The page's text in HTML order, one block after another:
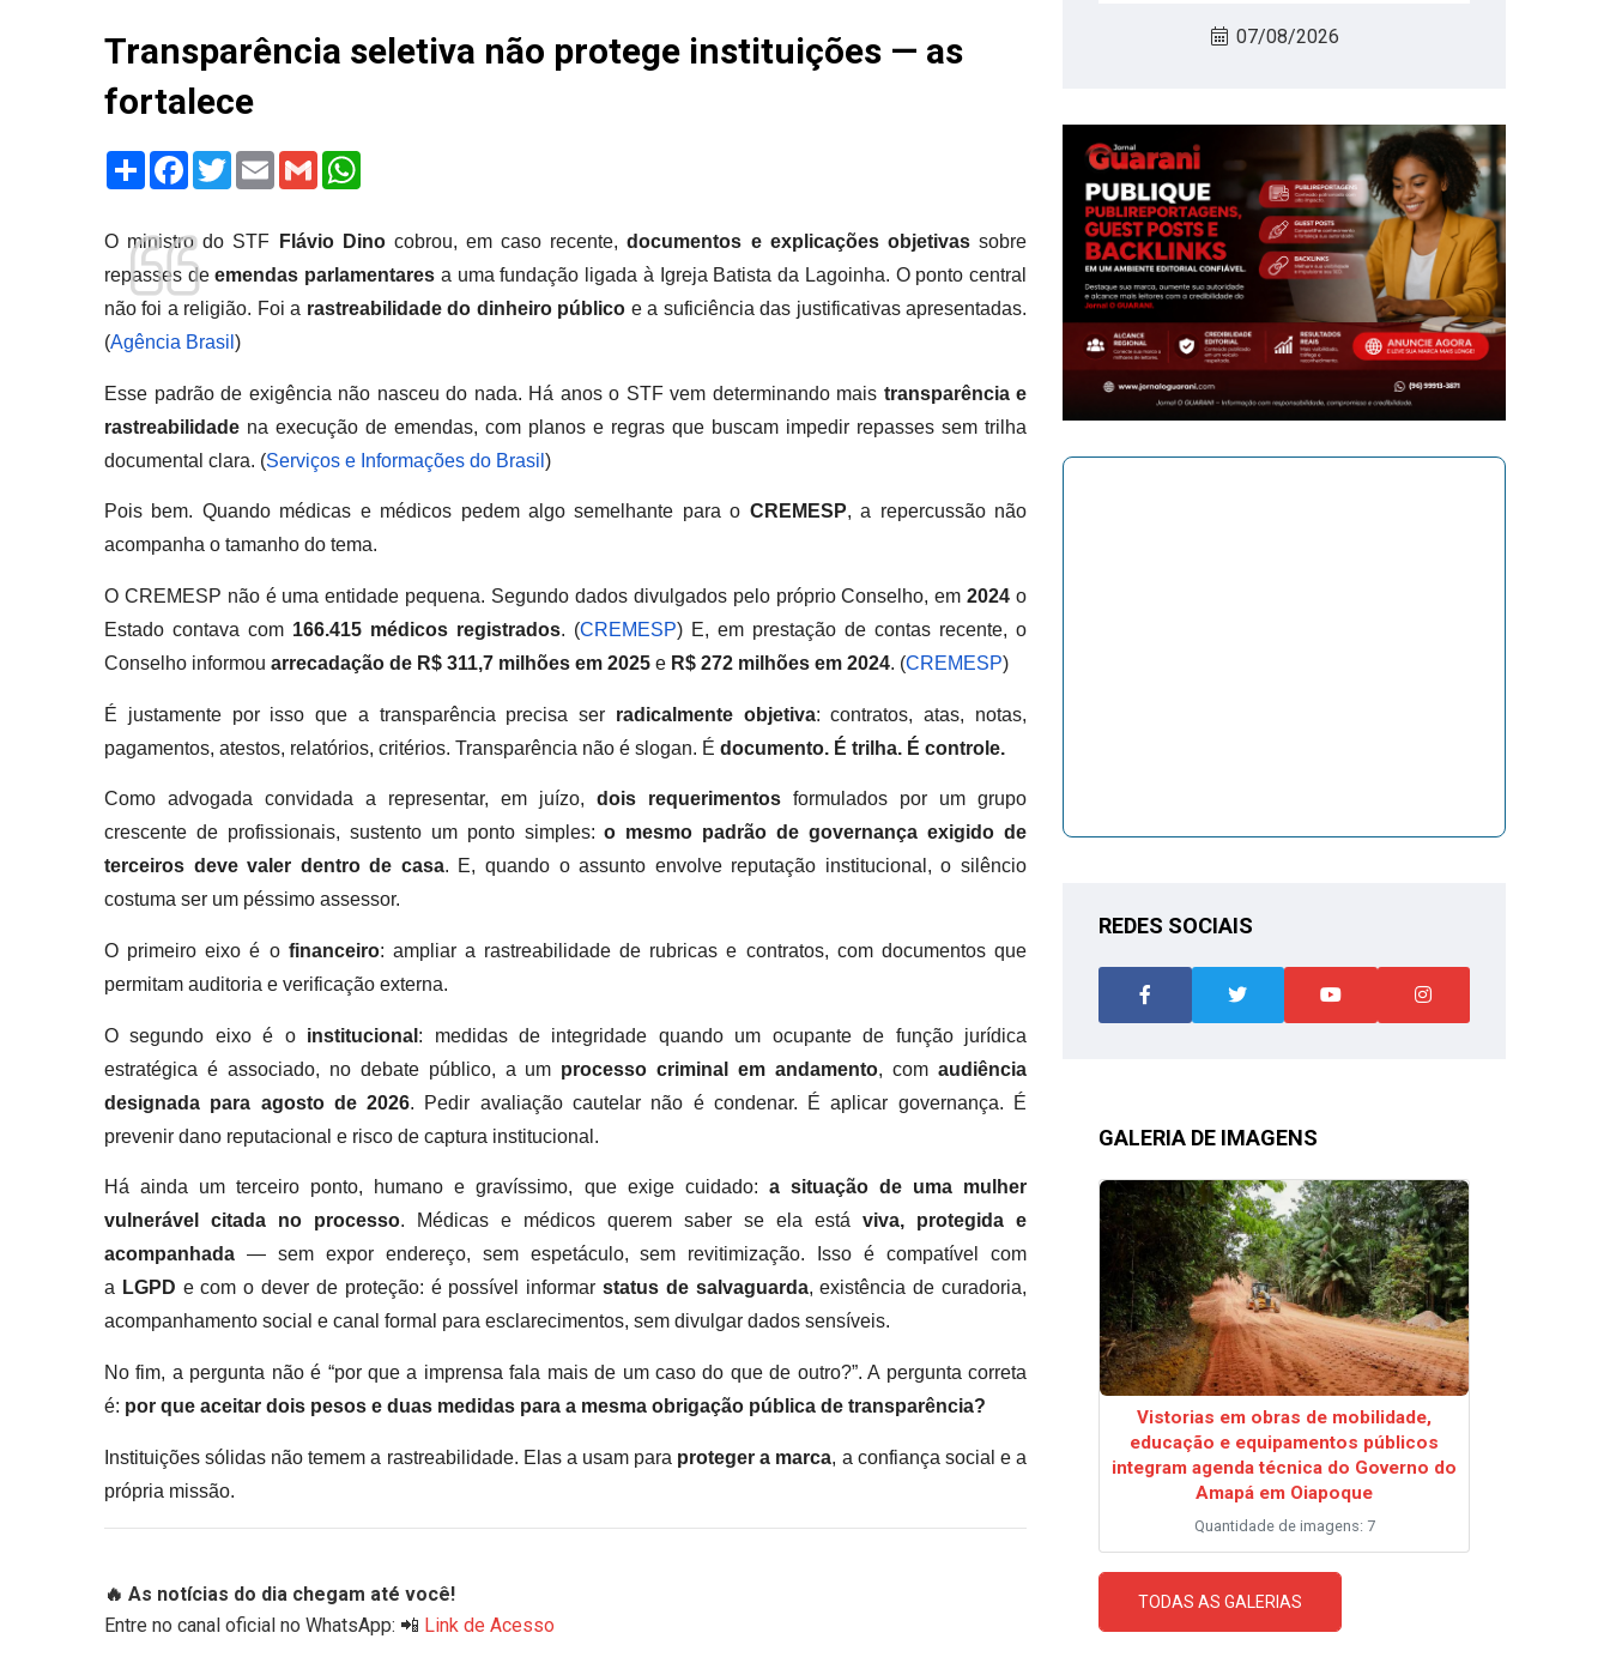
Transparência seletiva não protege instituições — as
fortalece
Share Facebook
TwitterEmail Gmail
O ministro do STF Flávio Dinocobrou, em caso recente,documentos e explicações objetivassobre
repasses deemendas parlamentares a uma fundação ligada à Igreja Batista da Lagoinha. O ponto central
não foi a religião. Foi a rastreabilidade do dinheiro público e a suficiência das justificativas apresentadas.
(Agência Brasil )
Esse padrão de exigência não nasceu do nada. Há anos o STF vem determinando mais transparência e
rastreabilidade na execução de emendas, com planos e regras que buscam impedir repasses sem trilha
documental clara. (Serviços e Informações do Brasil )
Pois bem. Quando médicas e médicos pedem algo semelhante para o CREMESP, a repercussão não
acompanha o tamanho do tema.
O CREMESP não é uma entidade pequena. Segundo dados divulgados pelo próprio Conselho, em2024 o
Estado contava com 166.415 médicos registrados. (CREMESP) E, em prestação de contas recente, o
Conselho informou arrecadação de R$ 311,7 milhões em 2025 e R$ 272 milhões em 2024. (CREMESP)
É justamente por isso que a transparência precisa ser radicalmente objetiva: contratos, atas, notas,
pagamentos, atestos, relatórios, critérios. Transparência não é slogan. É documento. É trilha. É controle.
Como advogada convidada a representar, em juízo, dois requerimentos formulados por um grupo
crescente de profissionais, sustento um ponto simples:o mesmo padrão de governança exigido de
terceiros deve valer dentro de casa. E, quando o assunto envolve reputação institucional, o silêncio
costuma ser um péssimo assessor.
O primeiro eixo é o financeiro: ampliar a rastreabilidade de rubricas e contratos, com documentos que
permitam auditoria e verificação externa.
O segundo eixo é o institucional : medidas de integridade quando um ocupante de função jurídica
estratégica é associado, no debate público, a um processo criminal em andamento, comaudiência
designada para agosto de 2026. Pedir avaliação cautelar não é condenar. É aplicar governança. É
prevenir dano reputacional e risco de captura institucional.
Há ainda um terceiro ponto, humano e gravíssimo, que exige cuidado: a situação de uma mulher
vulnerável citada no processo. Médicas e médicos querem saber se ela está viva, protegida e
acompanhada — sem expor endereço, sem espetáculo, sem revitimização. Isso é compatível com
a LGPD e com o dever de proteção: é possível informar status de salvaguarda, existência de curadoria,
acompanhamento social e canal formal para esclarecimentos, sem divulgar dados sensíveis.
No fim, a pergunta não é “por que a imprensa fala mais de um caso do que de outro?”. A pergunta correta
é: por que aceitar dois pesos e duas medidas para a mesma obrigação pública de transparência?
Instituições sólidas não temem a rastreabilidade. Elas a usam para proteger a marca, a confiança social e a
própria missão.
🔥 As notícias do dia chegam até você!
Entre no canal oficial no WhatsApp: 📲 Link de Acesso
07/08/2026
REDES SOCIAIS
GALERIA DE IMAGENS
Vistorias em obras de mobilidade,
educação e equipamentos públicos
integram agenda técnica do Governo do
Amapá em Oiapoque
Quantidade de imagens: 7
TODAS AS GALERIAS